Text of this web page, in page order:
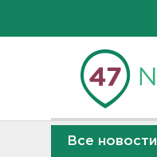
Все новости